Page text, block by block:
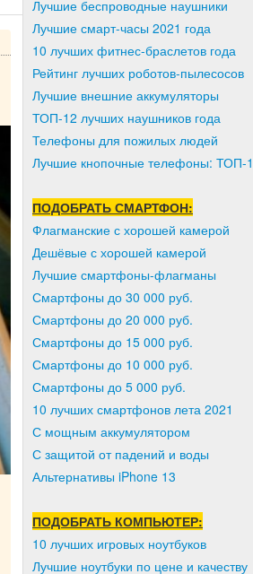
Лучшие беспроводные наушники
Лучшие смарт-часы 2021 года
10 лучших фитнес-браслетов года
Рейтинг лучших роботов-пылесосов
Лучшие внешние аккумуляторы
ТОП-12 лучших наушников года
Телефоны для пожилых людей
Лучшие кнопочные телефоны: ТОП-
ПОДОБРАТЬ СМАРТФОН:
Флагманские с хорошей камерой
Дешёвые с хорошей камерой
Лучшие смартфоны-флагманы
Смартфоны до 30 000 руб.
Смартфоны до 20 000 руб.
Смартфоны до 15 000 руб.
Смартфоны до 10 000 руб.
Смартфоны до 5 000 руб.
10 лучших смартфонов лета 2021
С мощным аккумулятором
С защитой от падений и воды
Альтернативы iPhone 13
ПОДОБРАТЬ КОМПЬЮТЕР:
10 лучших игровых ноутбуков
Лучшие ноутбуки по цене и качеству